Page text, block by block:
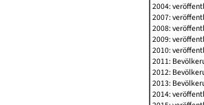
2004:
2007:
2008:
2009:
2010:
2011:
2012:
2013:
2014: